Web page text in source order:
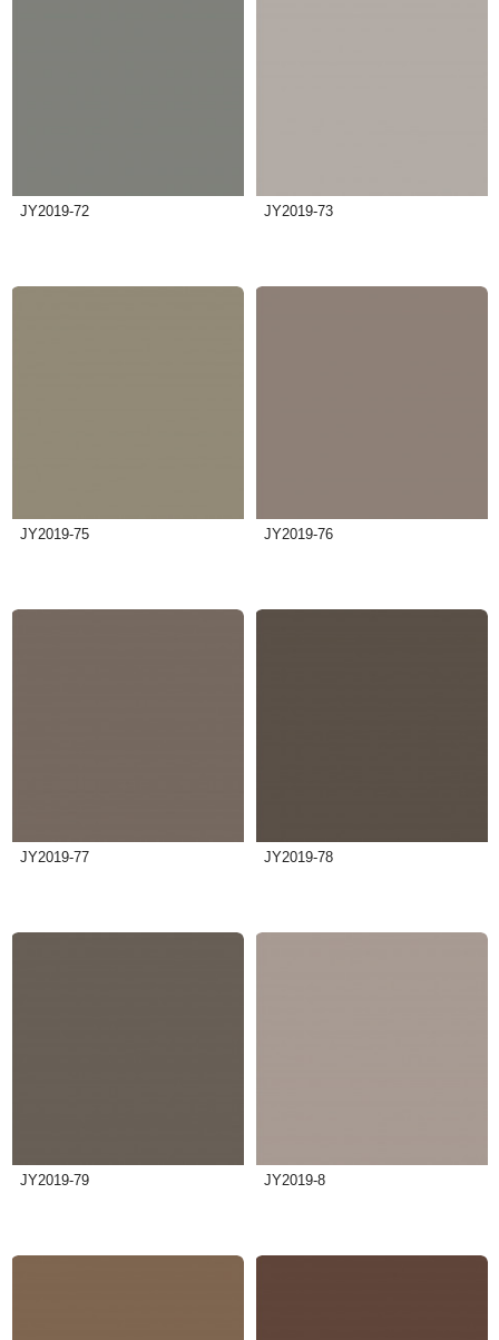
JY2019-72 JY2019-73
JY2019-75 JY2019-76
JY2019-77 JY2019-78
JY2019-79 JY2019-8